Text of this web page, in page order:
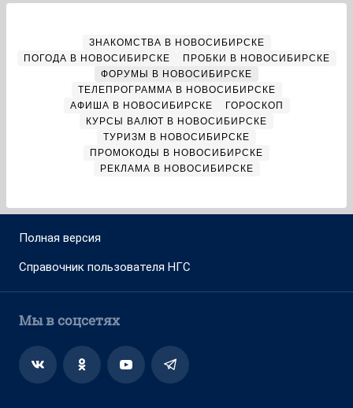
ЗНАКОМСТВА В НОВОСИБИРСКЕ
ПОГОДА В НОВОСИБИРСКЕ
ПРОБКИ В НОВОСИБИРСКЕ
ФОРУМЫ В НОВОСИБИРСКЕ
ТЕЛЕПРОГРАММА В НОВОСИБИРСКЕ
АФИША В НОВОСИБИРСКЕ
ГОРОСКОП
КУРСЫ ВАЛЮТ В НОВОСИБИРСКЕ
ТУРИЗМ В НОВОСИБИРСКЕ
ПРОМОКОДЫ В НОВОСИБИРСКЕ
РЕКЛАМА В НОВОСИБИРСКЕ
Полная версия
Справочник пользователя НГС
Мы в соцсетях